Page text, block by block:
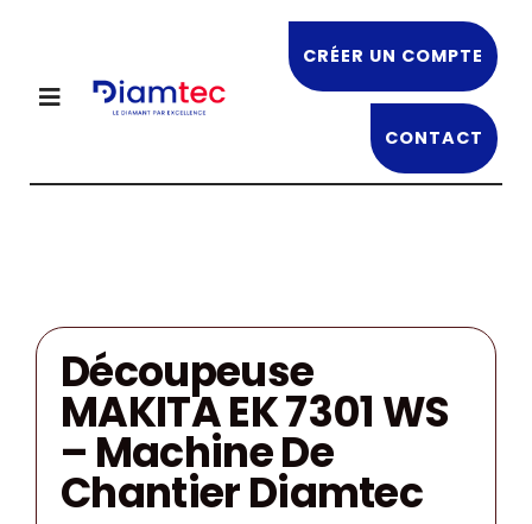
contenu
Toggle
NOS PRODUITS
OFFRES EN COURS
NOS FORMATIONS
RECRUTEMENT
CRÉER UN COMPTE
CONTACT
Découpeuse
MAKITA EK 7301 WS
– Machine De
Chantier Diamtec